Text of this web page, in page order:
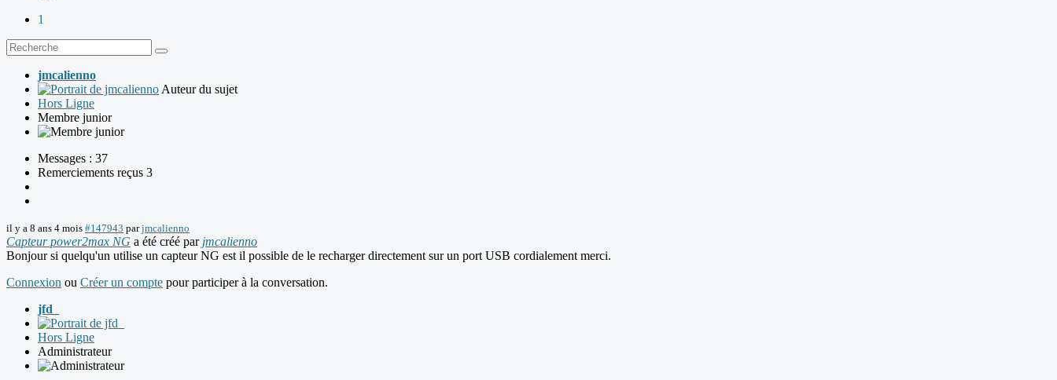
1
jmcalienno
Auteur du sujet
Hors Ligne
Membre junior
Messages : 37
Remerciements reçus 3
il y a 8 ans 4 mois #147943 parjmcalienno
Capteur power2max NG a été créé par jmcalienno
Bonjour si quelqu'un utilise un capteur NG est il possible de le recharger directement sur un port USB cordialement merci.
Connexion ou Créer un compte pour participer à la conversation.
jfd_
Hors Ligne
Administrateur